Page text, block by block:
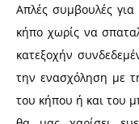
Απλές συμβουλές για
κήπο χωρίς να
κατεξοχήν
την ενασχόληση με
του κήπου ή και του